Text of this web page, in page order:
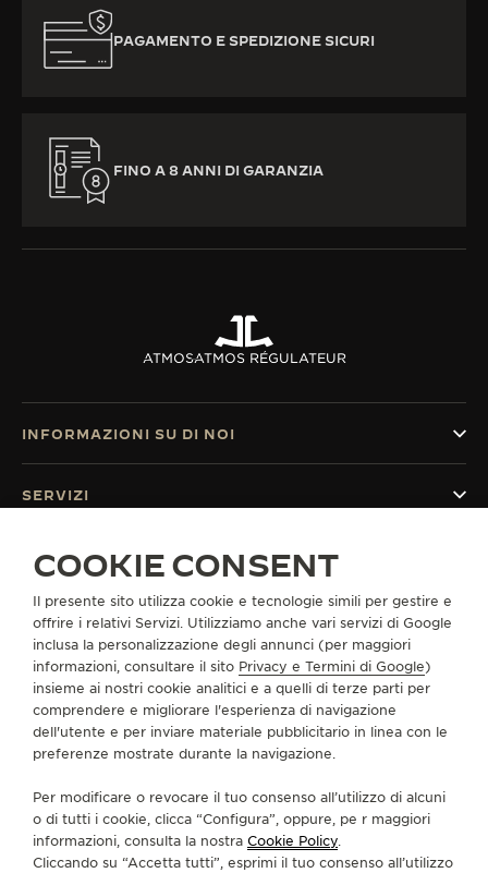
PAGAMENTO E SPEDIZIONE SICURI
FINO A 8 ANNI DI GARANZIA
ATMOSATMOS RÉGULATEUR
CI SEGUA
VAI ALLA PAGINA INSTAGRAM DI JAEGER-
VAI ALLA PAGINA LINKEDIN DI JAEGER-
VAI ALLA PAGINA FACEBOOK DI
VAI ALLA PAGINA YOUTUBE
VAI ALLA PAGINA
VAI ALLA PAGINA
ISCRIVERSI ALLA NEWSLETTER
INFORMAZIONI SU DI NOI
SERVIZI
CONTATTI
POLICY SULLA PRIVACY
COOKIE CONSENT
Il presente sito utilizza cookie e tecnologie simili per gestire e
offrire i relativi Servizi. Utilizziamo anche vari servizi di Google
inclusa la personalizzazione degli annunci (per maggiori
informazioni, consultare il sito Privacy e Termini di Google)
insieme ai nostri cookie analitici e a quelli di terze parti per
comprendere e migliorare l'esperienza di navigazione
dell'utente e per inviare materiale pubblicitario in linea con le
preferenze mostrate durante la navigazione.
Per modificare o revocare il tuo consenso all’utilizzo di alcuni
o di tutti i cookie, clicca “Configura”, oppure, pe r maggiori
informazioni, consulta la nostra Cookie Policy.
Cliccando su “Accetta tutti”, esprimi il tuo consenso all’utilizzo